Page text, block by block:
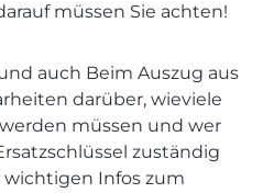
müssen Sie achten!
auch Beim Auszug aus
darüber, wieviele
müssen und wer
zuständig
wichtigen Infos zum